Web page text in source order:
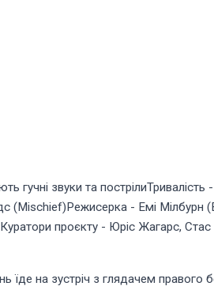
звуки та пострілиТривалість
(Mischief)Режисерка - Емі Мілбурн
проєкту - Юріс Жагарс,
на зустріч з глядачем правого